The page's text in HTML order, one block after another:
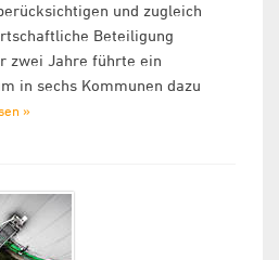
und zugleich
Beteiligung
zwei Jahre führte ein
in sechs Kommunen dazu
»